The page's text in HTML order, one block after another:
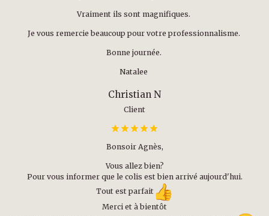
Vraiment ils sont magnifiques.
Je vous remercie beaucoup pour votre professionnalisme.
Bonne journée.
Natalee
Christian N
Client
Bonsoir Agnès,
Vous allez bien?
Pour vous informer que le colis est bien arrivé aujourd'hui.
Tout est parfait
Merci et à bientôt